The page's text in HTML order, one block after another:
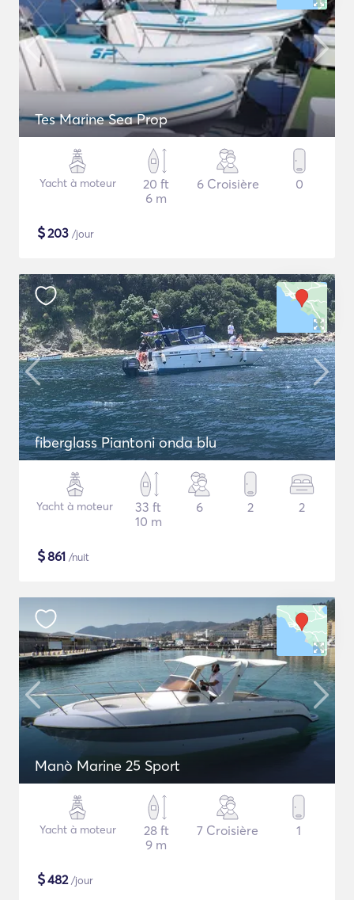
Tes Marine Sea Prop
Yacht à moteur
20 ft
6 m
6 Croisière 0
$203 /jour
fiberglass Piantoni onda blu
Yacht à moteur
33 ft
10 m
6 2 2
$861 /nuit
Manò Marine 25 Sport
Yacht à moteur
28 ft
9 m
7 Croisière 1
$482/jour